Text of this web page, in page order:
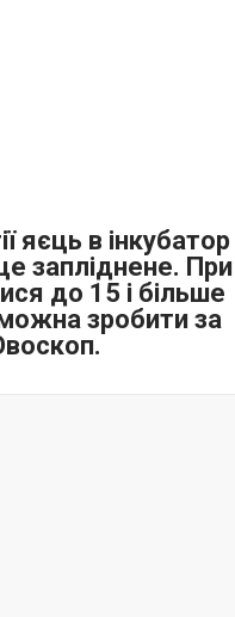
яєць в інкубатор
запліднене. При
до 15 і більше
зробити за